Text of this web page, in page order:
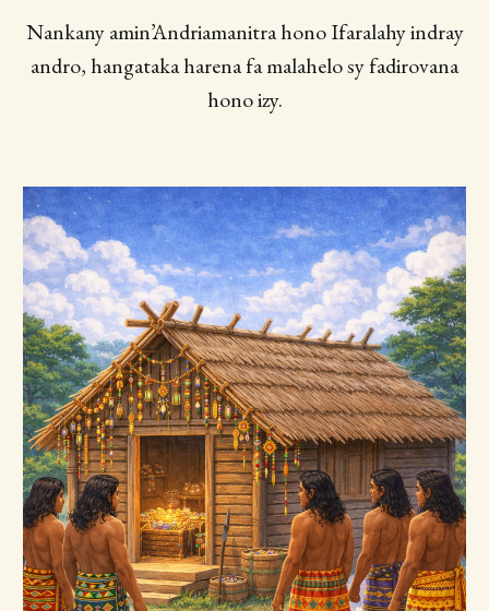
Nankany amin’Andriamanitra hono Ifaralahy indray
andro, hangataka harena fa malahelo sy fadirovana
hono izy.